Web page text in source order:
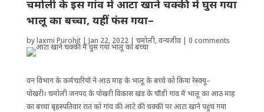
चमोली के इस गांव में आटा खाने चक्की में घुस गया
भालू का बच्चा, यहीं फंस गया–
bylaxmi Purohit| Jan 22, 2022| चमोली,वन्यजीव| 0 comments
वन विभाग के कर्मचारियों ने आठ माह के भालू के बच्चे को किया रेस्क्यू–
पोखरी। चमोली जनपद के पोखरी विकास खंड के चौंडी गांव में भालू का आठ माह
का बच्चा बृहस्पतिवार रात को गांव की आटे की चक्की पर आटा खाने पहुंच गया